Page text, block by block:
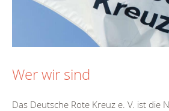
Wer wir sind
Das Deutsche Rote Kreuz e. V. ist die